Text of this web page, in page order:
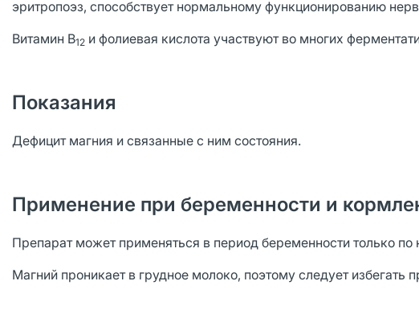
эритропоэз, способствует нормальному функционированию
Витамин В12 и фолиевая кислота участвуют во многих
Показания
Дефицит магния и связанные с ним состояния.
Применение при беременности и
Препарат может применяться в период беременности только по
Магний проникает в грудное молоко, поэтому следует